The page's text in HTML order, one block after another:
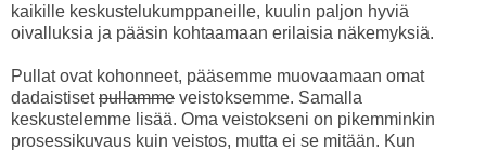
kaikille keskustelukumppaneille, kuulin paljon hyviä
oivalluksia ja pääsin kohtaamaan erilaisia näkemyksiä.
Pullat ovat kohonneet, pääsemme muovaamaan omat
dadaistisetpullamme veistoksemme. Samalla
keskustelemme lisää. Oma veistokseni on pikemminkin
prosessikuvaus kuin veistos, mutta ei se mitään. Kun